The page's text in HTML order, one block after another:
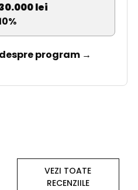
lei
program →
VEZI TOATE
RECENZIILE